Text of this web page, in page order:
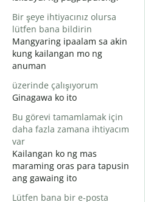
Bir şeye ihtiyacınız olursa
lütfen bana bildirin
Mangyaring ipaalam sa akin
kung kailangan mo ng
anuman
üzerinde çalışıyorum
Ginagawa ko ito
Bu görevi tamamlamak için
daha fazla zamana ihtiyacım
var
Kailangan ko ng mas
maraming oras para tapusin
ang gawaing ito
Lütfen bana bir e-posta